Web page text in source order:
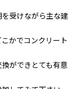
受けながら主な建
かでコンクリート
ができとても有意